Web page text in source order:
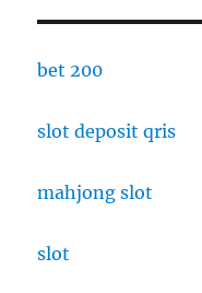
bet 200
slot deposit qris
mahjong slot
slot